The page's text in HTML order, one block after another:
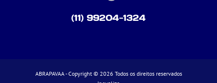
(11) 99204-1324
ABRAPAVAA - Copyright © 2026 Todos os direitos reservados